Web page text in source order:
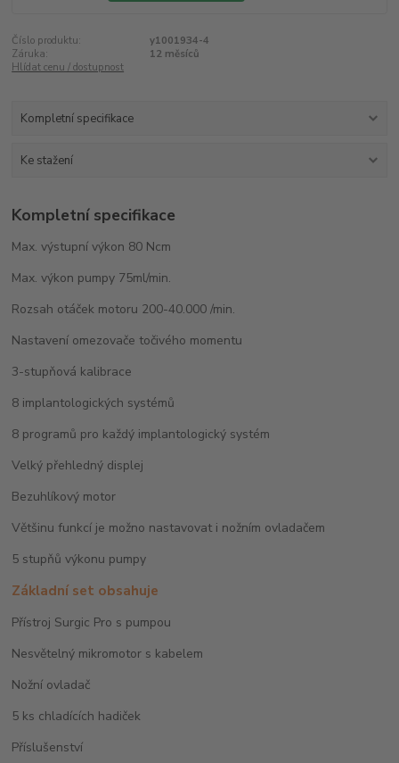
Číslo produktu:
y1001934-4
Záruka:
12 měsíců
Hlídat cenu / dostupnost
Kompletní specifikace
Ke stažení
Kompletní specifikace
Max. výstupní výkon 80 Ncm
Max. výkon pumpy 75ml/min.
Rozsah otáček motoru 200-40.000 /min.
Nastavení omezovače točivého momentu
3-stupňová kalibrace
8 implantologických systémů
8 programů pro každý implantologický systém
Velký přehledný displej
Bezuhlíkový motor
Většinu funkcí je možno nastavovat i nožním ovladačem
5 stupňů výkonu pumpy
Základní set obsahuje
Přístroj Surgic Pro s pumpou
Nesvětelný mikromotor s kabelem
Nožní ovladač
5 ks chladících hadiček
Příslušenství